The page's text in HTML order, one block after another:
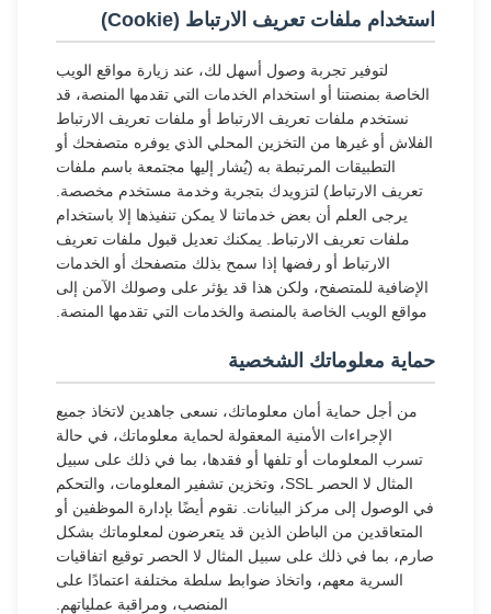
استخدام ملفات تعريف الارتباط (Cookie)
لتوفير تجربة وصول أسهل لك، عند زيارة مواقع الويب
الخاصة بمنصتنا أو استخدام الخدمات التي تقدمها المنصة، قد
نستخدم ملفات تعريف الارتباط أو ملفات تعريف الارتباط
الفلاش أو غيرها من التخزين المحلي الذي يوفره متصفحك أو
التطبيقات المرتبطة به (يُشار إليها مجتمعة باسم ملفات
تعريف الارتباط) لتزويدك بتجربة وخدمة مستخدم مخصصة.
يرجى العلم أن بعض خدماتنا لا يمكن تنفيذها إلا باستخدام
ملفات تعريف الارتباط. يمكنك تعديل قبول ملفات تعريف
الارتباط أو رفضها إذا سمح بذلك متصفحك أو الخدمات
الإضافية للمتصفح، ولكن هذا قد يؤثر على وصولك الآمن إلى
مواقع الويب الخاصة بالمنصة والخدمات التي تقدمها المنصة.
حماية معلوماتك الشخصية
من أجل حماية أمان معلوماتك، نسعى جاهدين لاتخاذ جميع
الإجراءات الأمنية المعقولة لحماية معلوماتك، في حالة
تسرب المعلومات أو تلفها أو فقدها، بما في ذلك على سبيل
المثال لا الحصر SSL، وتخزين تشفير المعلومات، والتحكم
في الوصول إلى مركز البيانات. نقوم أيضًا بإدارة الموظفين أو
المتعاقدين من الباطن الذين قد يتعرضون لمعلوماتك بشكل
صارم، بما في ذلك على سبيل المثال لا الحصر توقيع اتفاقيات
السرية معهم، واتخاذ ضوابط سلطة مختلفة اعتمادًا على
المنصب، ومراقبة عملياتهم.